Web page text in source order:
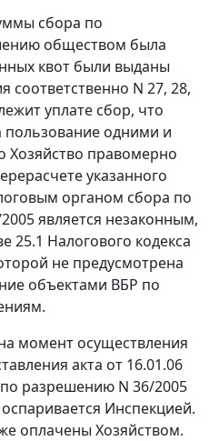
сбора по
обществом была
квот были выданы
соответственно N 27, 28,
уплате сбор, что
пользование одними и
Хозяйство правомерно
указанного
органом сбора по
является незаконным,
25.1 Налогового кодекса
не предусмотрена
объектами ВБР по
момент осуществления
акта от 16.01.06
разрешению N 36/2005
Инспекцией.
оплачены Хозяйством.